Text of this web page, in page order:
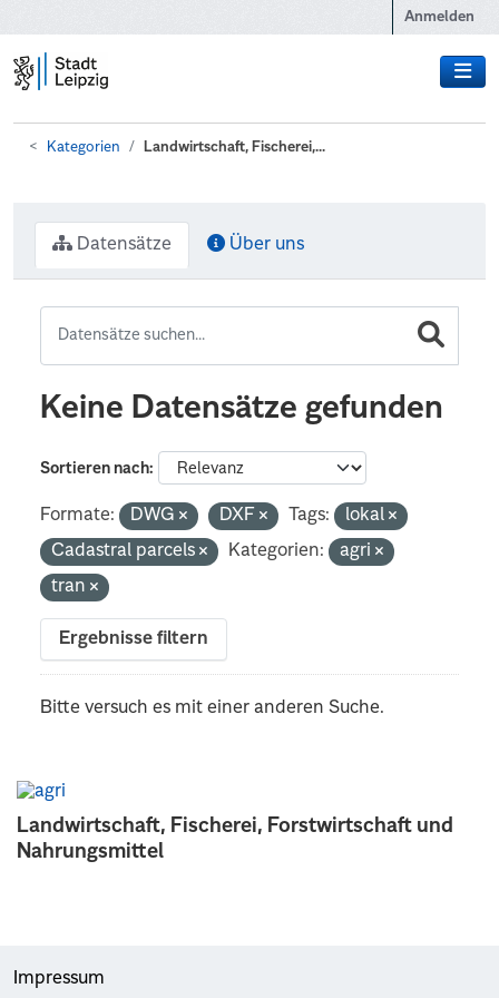
Anmelden
Kategorien Landwirtschaft, Fischerei,...
Landwirtschaft, Fischerei, Forstwirtschaft und
Nahrungsmittel
Datensätze Über uns
Keine Datensätze gefunden
Sortieren nach
Formate: DWG DXF Tags:
lokal
Cadastral parcels
Kategorien:
agri
tran
Ergebnisse filtern
Bitte versuch es mit einer anderen Suche.
Impressum